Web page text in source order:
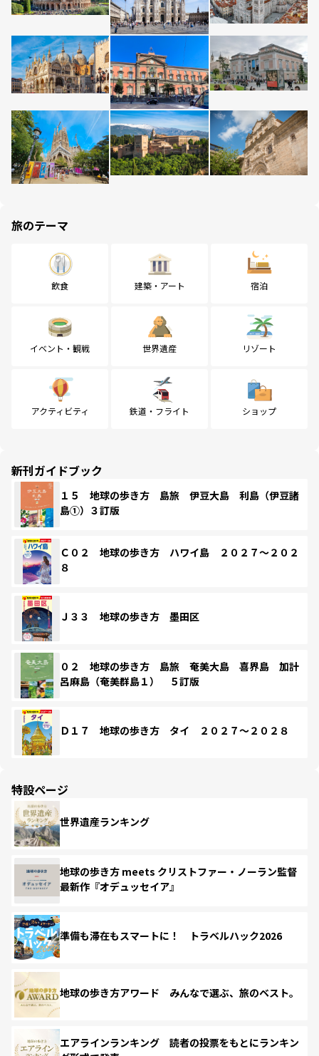
旅のテーマ
飲食 建築・アート 宿泊
イベント・観戦 世界遺産 リゾート
アクティビティ 鉄道・フライト ショップ
新刊ガイドブック
１５ 地球の歩き方 島旅 伊豆大島 利島（伊豆諸
島①）３訂版
Ｃ０２ 地球の歩き方 ハワイ島 ２０２７～２０２
８
Ｊ３３ 地球の歩き方 墨田区
０２ 地球の歩き方 島旅 奄美大島 喜界島 加計
呂麻島（奄美群島１） ５訂版
Ｄ１７ 地球の歩き方 タイ ２０２７～２０２８
特設ページ
世界遺産ランキング
地球の歩き方 meets クリストファー・ノーラン監督
最新作『オデュッセイア』
準備も滞在もスマートに！ トラベルハック2026
地球の歩き方アワード みんなで選ぶ、旅のベスト。
エアラインランキング 読者の投票をもとにランキン